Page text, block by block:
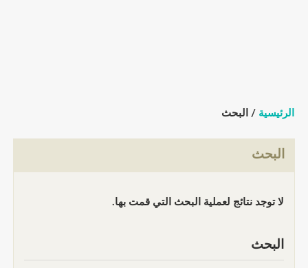
الرئيسية / البحث
البحث
لا توجد نتائج لعملية البحث التي قمت بها.
البحث